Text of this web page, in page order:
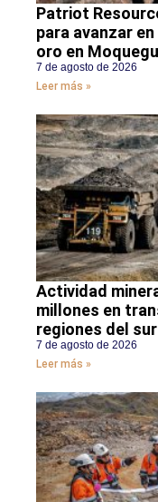
Patriot
para avanzar
oro en
7 de agosto de 2026
Leer más »
Actividad
millones en
regiones del
7 de agosto de 2026
Leer más »